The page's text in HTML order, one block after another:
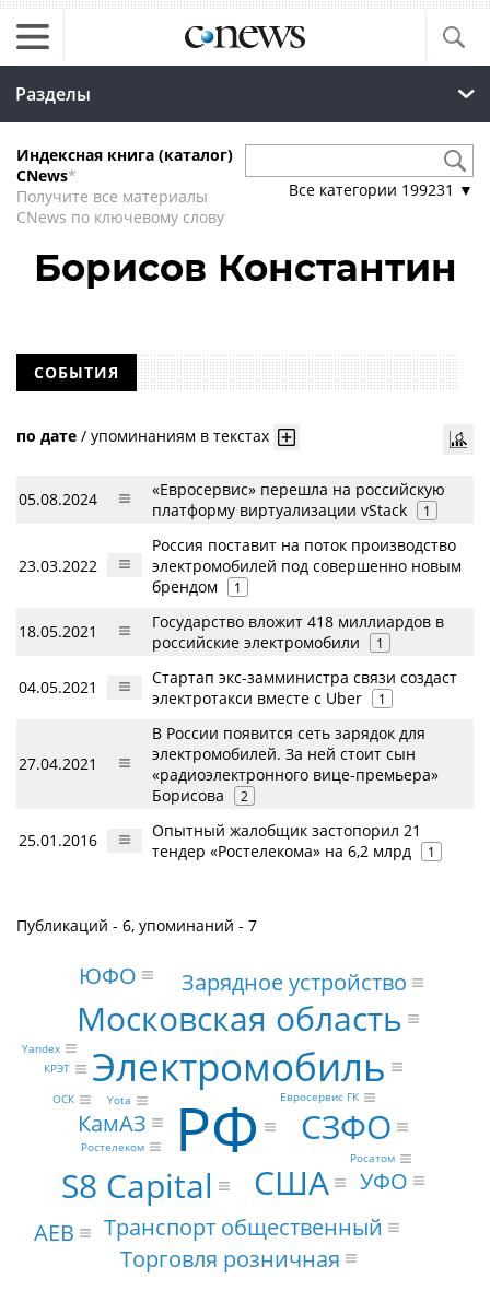
Разделы
Индексная книга (каталог)
CNews*
Получите все материалы
CNews по ключевому слову
Все категории 199231 ▼
Борисов Константин
СОБЫТИЯ
по дате / упоминаниям в текстах
05.08.2024
«Евросервис» перешла на российскую
платформу виртуализации vStack
1
23.03.2022
Россия поставит на поток производство
электромобилей под совершенно новым
брендом
1
18.05.2021
Государство вложит 418 миллиардов в
российские электромобили
1
04.05.2021
Стартап экс-замминистра связи создаст
электротакси вместе с Uber
1
27.04.2021
В России появится сеть зарядок для
электромобилей. За ней стоит сын
«радиоэлектронного вице-премьера»
Борисова
2
25.01.2016
Опытный жалобщик застопорил 21
тендер «Ростелекома» на 6,2 млрд
1
Публикаций - 6, упоминаний - 7
РФ
Электромобиль
S8 Capital США
СЗФО
Московская область
КамАЗ
AEB Транспорт общественный
Зарядное устройство
УФО
ЮФО
Торговля розничная
Ростелеком
Yandex
Yota
КРЭТ
ОСК
Евросервис ГК
Росатом